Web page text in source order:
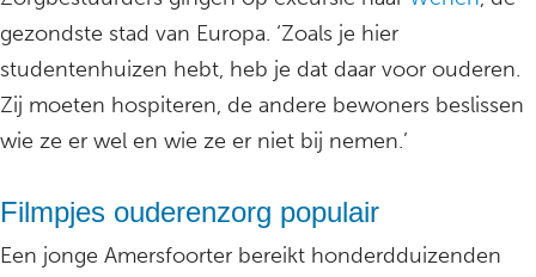
gezondste stad van Europa. ‘Zoals je hier
studentenhuizen hebt, heb je dat daar voor ouderen.
Zij moeten hospiteren, de andere bewoners beslissen
wie ze er wel en wie ze er niet bij nemen.’
Filmpjes ouderenzorg populair
Een jonge Amersfoorter bereikt honderdduizenden